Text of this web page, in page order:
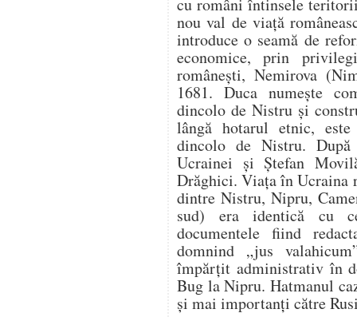
cu români întinsele
nou val de viaţă
introduce o seamă de
economice, prin
româneşti, Nemirova
1681. Duca numeşte
dincolo de Nistru şi
lângă hotarul etnic,
dincolo de Nistru.
Ucrainei şi Ştefan
Drăghici. Viaţa în Ucraina
dintre Nistru, Nipru,
sud) era identică cu
documentele fiind
domnind „jus
împărţit administrativ în
Bug la Nipru. Hatmanul
şi mai importanţi către